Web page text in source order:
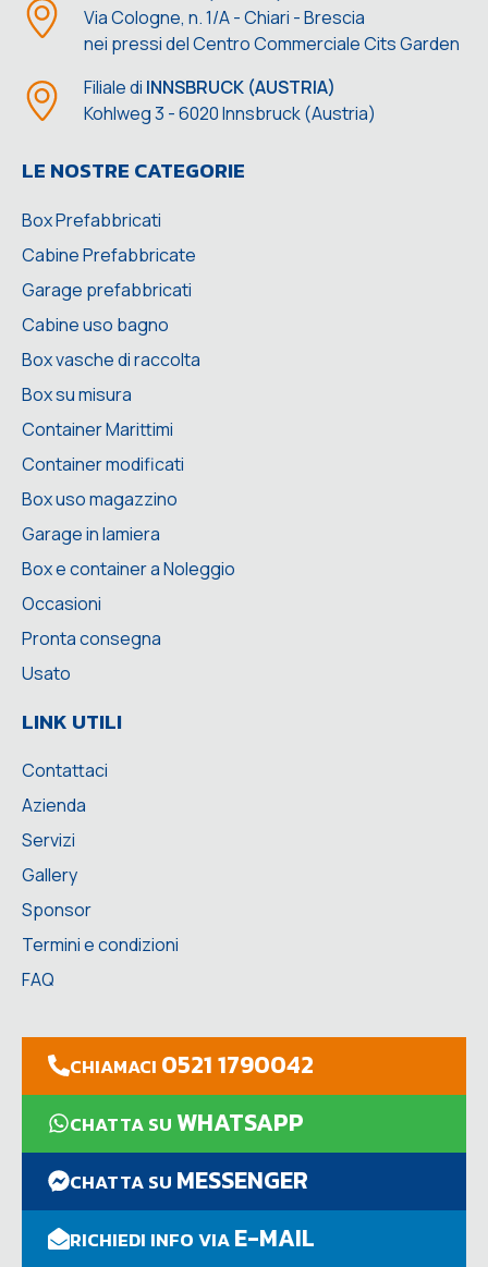
Via Cologne, n. 1/A - Chiari - Brescia
nei pressi del Centro Commerciale Cits Garden
Filiale di INNSBRUCK (AUSTRIA)
Kohlweg 3 - 6020 Innsbruck (Austria)
LE NOSTRE CATEGORIE
Box Prefabbricati
Cabine Prefabbricate
Garage prefabbricati
Cabine uso bagno
Box vasche di raccolta
Box su misura
Container Marittimi
Container modificati
Box uso magazzino
Garage in lamiera
Box e container a Noleggio
Occasioni
Pronta consegna
Usato
LINK UTILI
Contattaci
Azienda
Servizi
Gallery
Sponsor
Termini e condizioni
FAQ
CHIAMACI 0521 1790042
CHATTA SUWHATSAPP
CHATTA SU MESSENGER
RICHIEDI INFO VIAE-MAIL